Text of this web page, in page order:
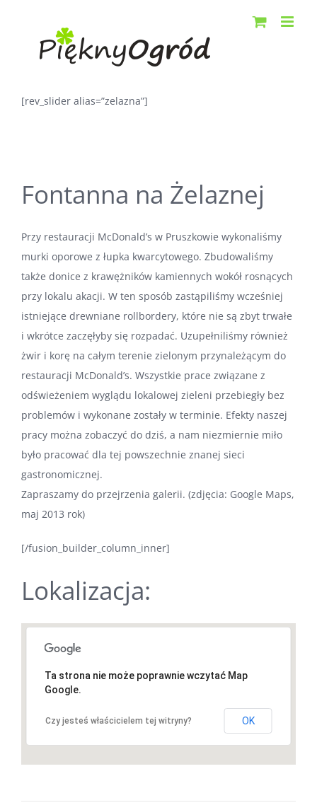
zawartości
[rev_slider alias=”zelazna”]
Fontanna na Żelaznej
Przy restauracji McDonald’s w Pruszkowie wykonaliśmy
murki oporowe z łupka kwarcytowego. Zbudowaliśmy
także donice z krawężników kamiennych wokół rosnących
przy lokalu akacji. W ten sposób zastąpiliśmy wcześniej
istniejące drewniane rollbordery, które nie są zbyt trwałe
i wkrótce zaczęłyby się rozpadać. Uzupełniliśmy również
żwir i korę na całym terenie zielonym przynależącym do
restauracji McDonald’s. Wszystkie prace związane z
odświeżeniem wyglądu lokalowej zieleni przebiegły bez
problemów i wykonane zostały w terminie. Efekty naszej
pracy można zobaczyć do dziś, a nam niezmiernie miło
było pracować dla tej powszechnie znanej sieci
gastronomicznej.
Zapraszamy do przejrzenia galerii. (zdjęcia: Google Maps,
maj 2013 rok)
[/fusion_builder_column_inner]
Lokalizacja:
Ta strona nie może poprawnie wczytać Map
Google.
Czy jesteś właścicielem tej witryny? OK